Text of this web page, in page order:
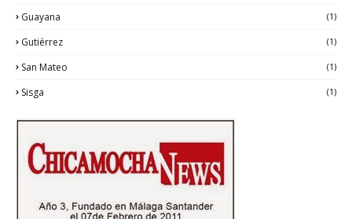
Guayana (1)
Gutiérrez (1)
San Mateo (1)
Sisga (1)